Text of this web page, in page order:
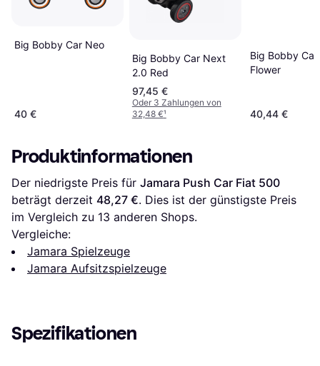
Big Bobby Car Neo
40 €
Big Bobby Car Next
2.0 Red
97,45 €
Oder 3 Zahlungen von
32,48 €¹
Big Bobby Car
Flower
40,44 €
Produktinformationen
Der niedrigste Preis für Jamara Push Car Fiat 500
beträgt derzeit 48,27 €. Dies ist der günstigste Preis
im Vergleich zu 13 anderen Shops.
Vergleiche:
Jamara Spielzeuge
Jamara Aufsitzspielzeuge
Spezifikationen